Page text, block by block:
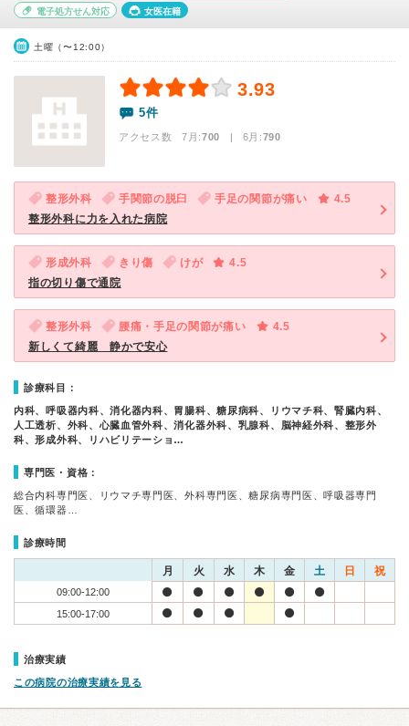
電子処方せん対応 女医在籍
土曜（〜12:00）
3.93
5件
アクセス数 7月:700 | 6月:790
整形外科 手関節の脱臼 手足の関節が痛い
4.5
整形外科に力を入れた病院
形成外科 きり傷 けが
4.5
指の切り傷で通院
整形外科 腰痛・手足の関節が痛い
4.5
新しくて綺麗 静かで安心
診療科目：
内科、呼吸器内科、消化器内科、胃腸科、糖尿病科、リウマチ科、腎臓内科、
人工透析、外科、心臓血管外科、消化器外科、乳腺科、脳神経外科、整形外
科、形成外科、リハビリテーショ…
専門医・資格：
総合内科専門医、リウマチ専門医、外科専門医、糖尿病専門医、呼吸器専門
医、循環器…
診療時間
月 火 水 木 金 土 日 祝
09:00-12:00
15:00-17:00
治療実績
この病院の治療実績を見る